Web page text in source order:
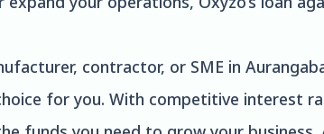
contractor, or SME in
for you. With competitive interest